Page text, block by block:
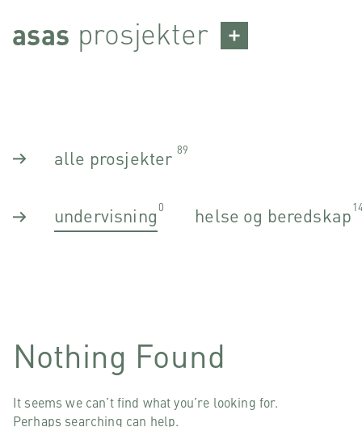
content
asas prosjekter
alle prosjekter 89
undervisning0 helse og beredskap
Nothing Found
It seems we can’t find what you’re looking for.
Perhaps searching can help.